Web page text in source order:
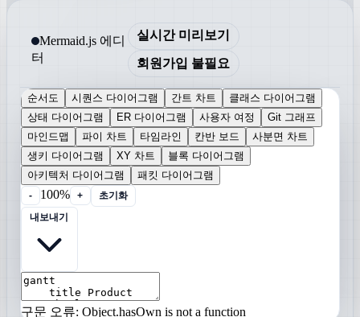
Mermaid.js 에디
터
실시간 미리보기
회원가입 불필요
순서도 시퀀스 다이어그램 간트 차트
클래스 다이어그램
상태 다이어그램
ER 다이어그램 사용자 여정
Git 그래프
마인드맵
파이 차트 타임라인 칸반 보드
사분면 차트
생키 다이어그램
XY 차트
블록 다이어그램
아키텍처 다이어그램
패킷 다이어그램
- 100% +
초기화
구문 오류: Object.hasOwn is not a function